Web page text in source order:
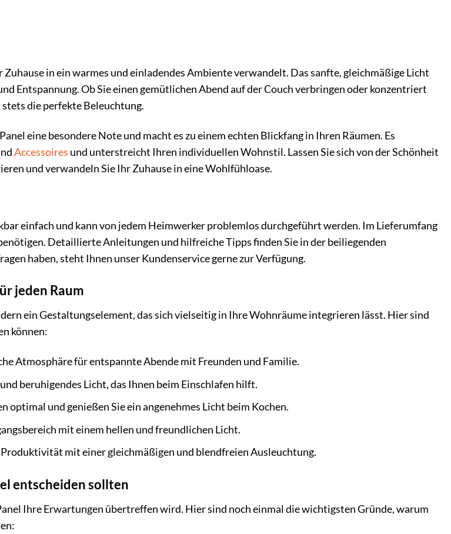
Zuhause in ein warmes und einladendes Ambiente verwandelt. Das sanfte, gleichmäßige Licht
Entspannung. Ob Sie einen gemütlichen Abend auf der Couch verbringen oder konzentriert
die perfekte Beleuchtung.
eine besondere Note und macht es zu einem echten Blickfang in Ihren Räumen. Es
Accessoires und unterstreicht Ihren individuellen Wohnstil. Lassen Sie sich von der Schönheit
und verwandeln Sie Ihr Zuhause in eine Wohlfühloase.
einfach und kann von jedem Heimwerker problemlos durchgeführt werden. Im Lieferumfang
Detaillierte Anleitungen und hilfreiche Tipps finden Sie in der beiliegenden
haben, steht Ihnen unser Kundenservice gerne zur Verfügung.
jeden Raum
ein Gestaltungselement, das sich vielseitig in Ihre Wohnräume integrieren lässt. Hier sind
können:
Atmosphäre für entspannte Abende mit Freunden und Familie.
beruhigendes Licht, das Ihnen beim Einschlafen hilft.
optimal und genießen Sie ein angenehmes Licht beim Kochen.
mit einem hellen und freundlichen Licht.
mit einer gleichmäßigen und blendfreien Ausleuchtung.
entscheiden sollten
Ihre Erwartungen übertreffen wird. Hier sind noch einmal die wichtigsten Gründe, warum